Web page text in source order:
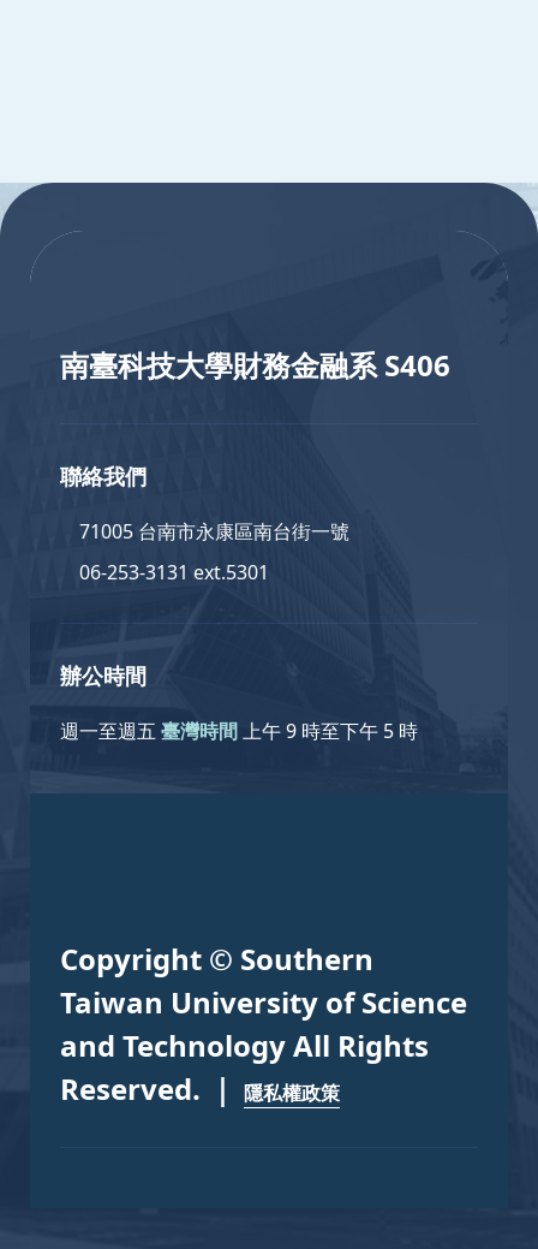
:::
南臺科技大學財務金融系 S406
聯絡我們
71005 台南市永康區南台街一號
06-253-3131 ext.5301
辦公時間
週一至週五 臺灣時間上午 9 時至下午 5 時
Copyright © Southern
Taiwan University of Science
and Technology All Rights
Reserved. ｜
隱私權政策